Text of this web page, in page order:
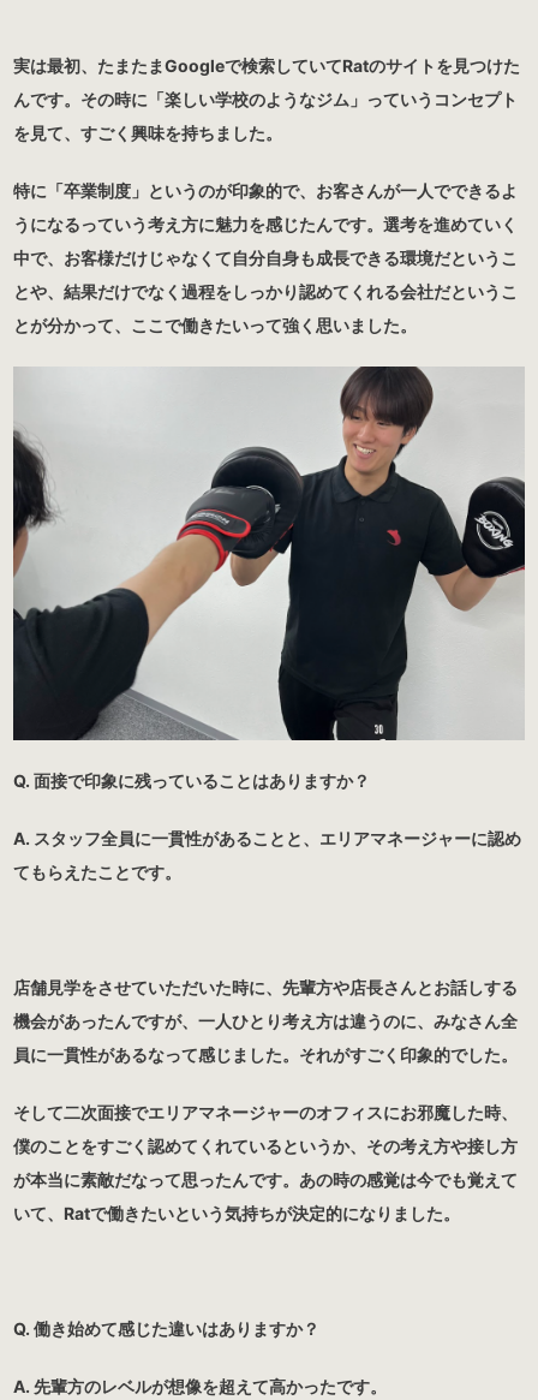
実は最初、たまたまGoogleで検索していてRatのサイトを見つけた
んです。その時に「楽しい学校のようなジム」っていうコンセプト
を見て、すごく興味を持ちました。
特に「卒業制度」というのが印象的で、お客さんが一人でできるよ
うになるっていう考え方に魅力を感じたんです。選考を進めていく
中で、お客様だけじゃなくて自分自身も成長できる環境だというこ
とや、結果だけでなく過程をしっかり認めてくれる会社だというこ
とが分かって、ここで働きたいって強く思いました。
Q. 面接で印象に残っていることはありますか？
A. スタッフ全員に一貫性があることと、エリアマネージャーに認め
てもらえたことです。
店舗見学をさせていただいた時に、先輩方や店長さんとお話しする
機会があったんですが、一人ひとり考え方は違うのに、みなさん全
員に一貫性があるなって感じました。それがすごく印象的でした。
そして二次面接でエリアマネージャーのオフィスにお邪魔した時、
僕のことをすごく認めてくれているというか、その考え方や接し方
が本当に素敵だなって思ったんです。あの時の感覚は今でも覚えて
いて、Ratで働きたいという気持ちが決定的になりました。
Q. 働き始めて感じた違いはありますか？
A. 先輩方のレベルが想像を超えて高かったです。